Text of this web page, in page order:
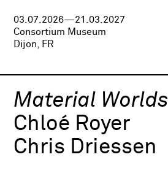
03.07.2026—21.03.2027
Consortium Museum
Dijon, FR
Material Worlds
Chloé Royer
Chris Driessen